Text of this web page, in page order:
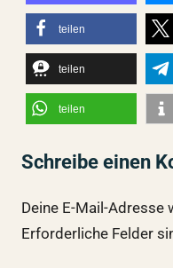
teilen
teilen
teilen
Schreibe einen
Deine E-Mail-
Erforderliche Felder